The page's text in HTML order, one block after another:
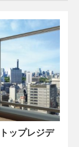
ップレジデ